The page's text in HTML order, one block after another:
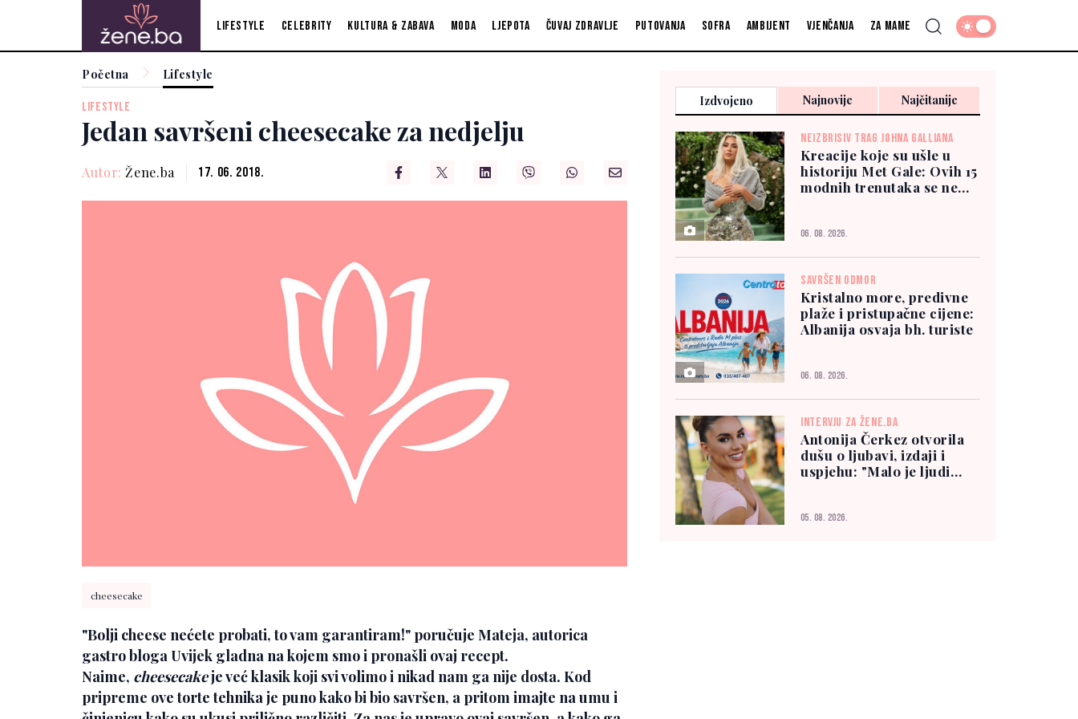
Lifestyle Celebrity Kultura & zabava Moda Ljepota Čuvaj zdravlje Putovanja Sofra Ambijent Vjenčanja Za mame
Početna Lifestyle
LIFESTYLE
Jedan savršeni cheesecake za nedjelju
Autor: Žene.ba 17. 06. 2018.
cheesecake
"Bolji cheese nećete probati, to vam garantiram!" poručuje Mateja, autorica
gastro bloga Uvijek gladna na kojem smo i pronašli ovaj recept.
Naime, cheesecakeje već klasik koji svi volimo i nikad nam ga nije dosta. Kod
pripreme ove torte tehnika je puno kako bi bio savršen, a pritom imajte na umu i
Izdvojeno Najnovije Najčitanije
NEIZBRISIV TRAG JOHNA GALLIANA
Kreacije koje su ušle u
historiju Met Gale: Ovih 15
modnih trenutaka se ne
06. 08. 2026.
SAVRŠEN ODMOR
Kristalno more, predivne
plaže i pristupačne cijene:
Albanija osvaja bh. turiste
06. 08. 2026.
INTERVJU ZA ŽENE.BA
Antonija Čerkez otvorila
dušu o ljubavi, izdaji i
uspjehu: "Malo je ljudi
05. 08. 2026.